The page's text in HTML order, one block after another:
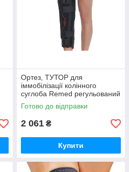
Ортез, ТУТОР для
іммобілізації колінного
суглоба Remed регульований
R6301
Готово до відправки
2 061 ₴
Купити